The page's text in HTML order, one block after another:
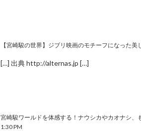
【宮崎駿の世界】ジブリ映画のモチーフになった美
[…] 出典http://alternas.jp […]
宮崎駿ワールドを体感する！ナウシカやカオナシ
1:30 PM